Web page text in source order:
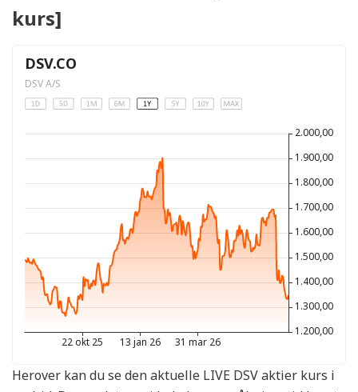
kurs]
Herover kan du se den aktuelle LIVE DSV aktier kurs i